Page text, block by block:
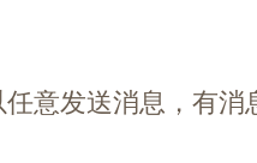
意发送消息，有消